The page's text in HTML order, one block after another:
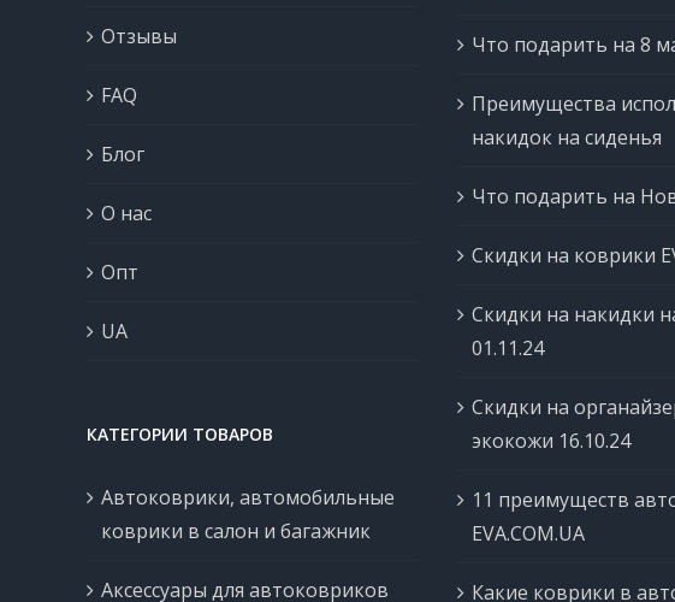
Отзывы
FAQ
Блог
О нас
Опт
UA
КАТЕГОРИИ ТОВАРОВ
Автоковрики, автомобильные
коврики в салон и багажник
Аксессуары для автоковриков
Что подарить на 8
Преимущества
накидок на сиденья
Что подарить на
Скидки на коврики
Скидки на накидки
01.11.24
Скидки на
экокожи 16.10.24
11 преимуществ
EVA.COM.UA
Какие коврики в